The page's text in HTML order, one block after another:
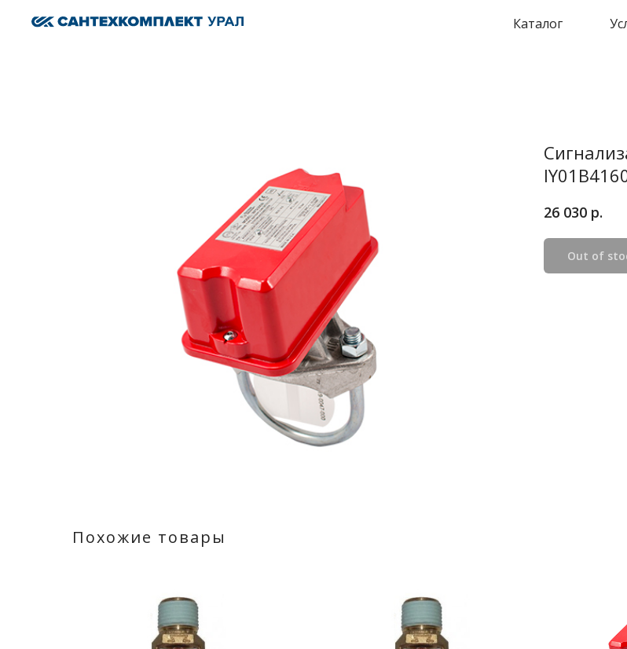
Каталог
26 030 р.
Out of
Похожие товары